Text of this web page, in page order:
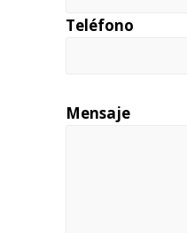
Teléfono
Mensaje